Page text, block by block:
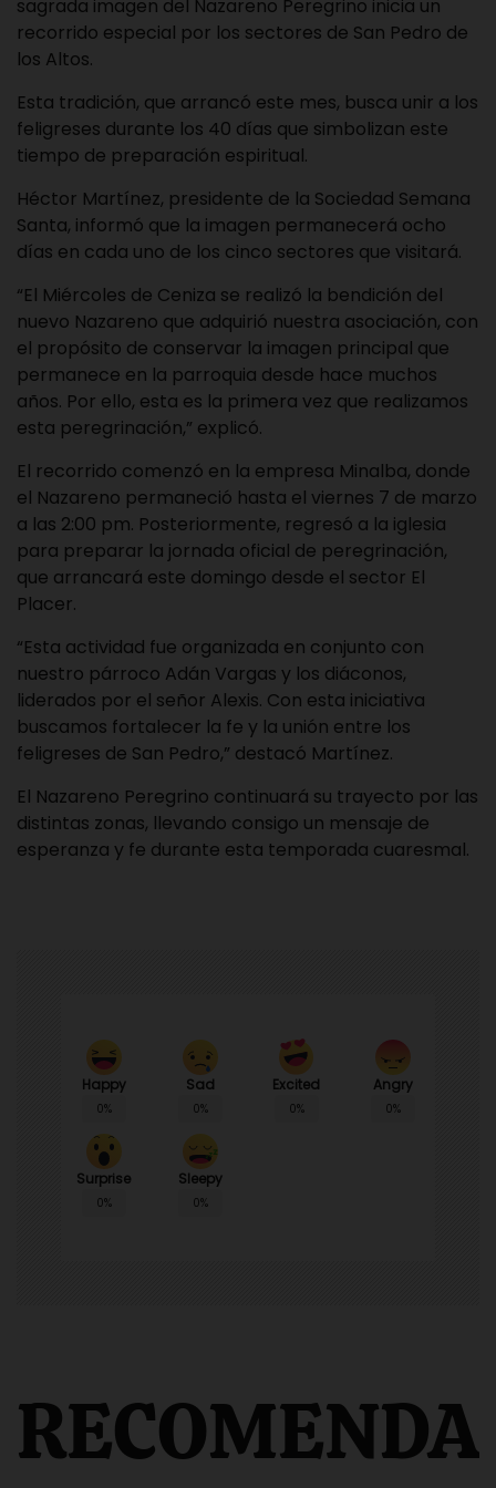
sagrada imagen del Nazareno Peregrino inicia un
recorrido especial por los sectores de San Pedro de
los Altos.
Esta tradición, que arrancó este mes, busca unir a los
feligreses durante los 40 días que simbolizan este
tiempo de preparación espiritual.
Héctor Martínez, presidente de la Sociedad Semana
Santa, informó que la imagen permanecerá ocho
días en cada uno de los cinco sectores que visitará.
“El Miércoles de Ceniza se realizó la bendición del
nuevo Nazareno que adquirió nuestra asociación, con
el propósito de conservar la imagen principal que
permanece en la parroquia desde hace muchos
años. Por ello, esta es la primera vez que realizamos
esta peregrinación,” explicó.
El recorrido comenzó en la empresa Minalba, donde
el Nazareno permaneció hasta el viernes 7 de marzo
a las 2:00 pm. Posteriormente, regresó a la iglesia
para preparar la jornada oficial de peregrinación,
que arrancará este domingo desde el sector El
Placer.
“Esta actividad fue organizada en conjunto con
nuestro párroco Adán Vargas y los diáconos,
liderados por el señor Alexis. Con esta iniciativa
buscamos fortalecer la fe y la unión entre los
feligreses de San Pedro,” destacó Martínez.
El Nazareno Peregrino continuará su trayecto por las
distintas zonas, llevando consigo un mensaje de
esperanza y fe durante esta temporada cuaresmal.
Happy
0%
Sad
0%
Excited
0%
Angry
0%
Surprise
0%
Sleepy
0%